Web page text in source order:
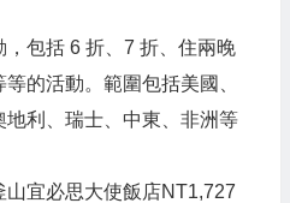
包括 6 折、7 折、住兩晚
的活動。範圍包括美國、
利、瑞士、中東、非洲等
宜必思大使飯店NT1,727